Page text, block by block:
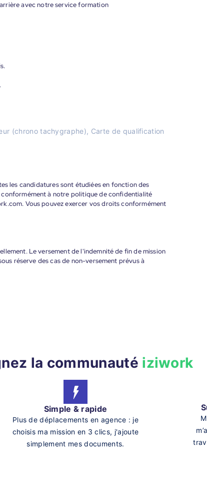
avec notre service formation
(chrono tachygraphe), Carte de qualification
les candidatures sont étudiées en fonction des
à notre politique de confidentialité
Vous pouvez exercer vos droits conformément
Le versement de l'indemnité de fin de mission
réserve des cas de non-versement prévus à
la communauté iziwork
Simple & rapide
Plus de déplacements en agence : je
choisis ma mission en 3 clics, j'ajoute
simplement mes documents.